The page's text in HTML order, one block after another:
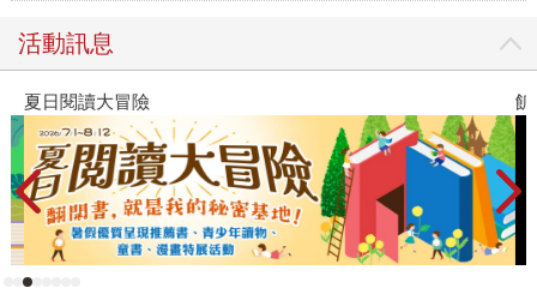
活動訊息
夏日閱讀大冒險 飢